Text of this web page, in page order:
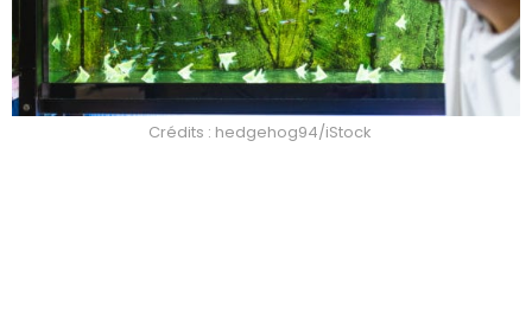
Crédits : hedgehog94/iStock